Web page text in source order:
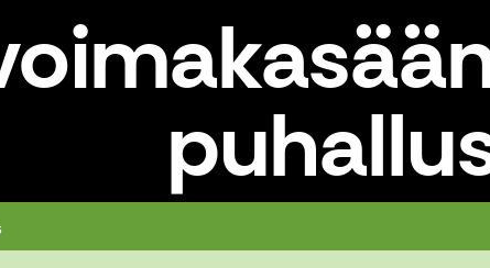
joustava puhalluspilli